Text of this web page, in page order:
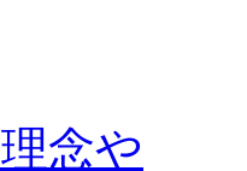
念や